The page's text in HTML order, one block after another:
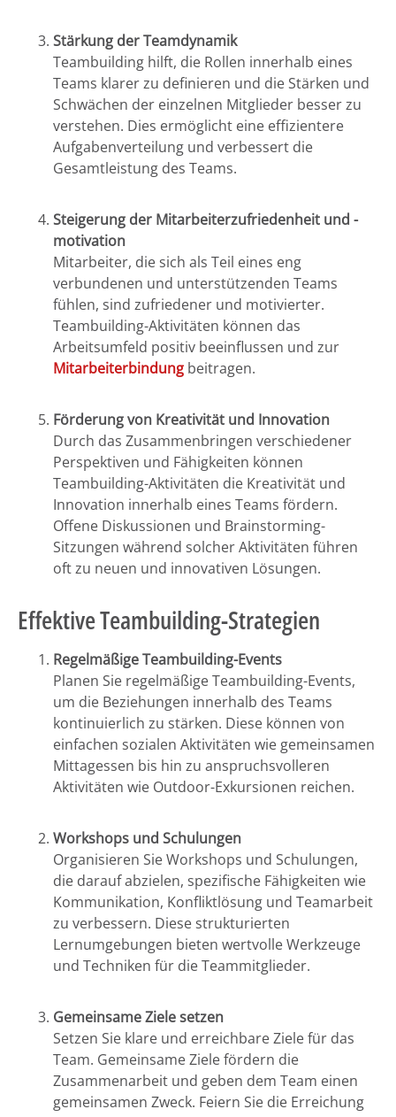
Stärkung der Teamdynamik
Teambuilding hilft, die Rollen innerhalb eines
Teams klarer zu definieren und die Stärken und
Schwächen der einzelnen Mitglieder besser zu
verstehen. Dies ermöglicht eine effizientere
Aufgabenverteilung und verbessert die
Gesamtleistung des Teams.
Steigerung der Mitarbeiterzufriedenheit und -
motivation
Mitarbeiter, die sich als Teil eines eng
verbundenen und unterstützenden Teams
fühlen, sind zufriedener und motivierter.
Teambuilding-Aktivitäten können das
Arbeitsumfeld positiv beeinflussen und zur
Mitarbeiterbindung beitragen.
Förderung von Kreativität und Innovation
Durch das Zusammenbringen verschiedener
Perspektiven und Fähigkeiten können
Teambuilding-Aktivitäten die Kreativität und
Innovation innerhalb eines Teams fördern.
Offene Diskussionen und Brainstorming-
Sitzungen während solcher Aktivitäten führen
oft zu neuen und innovativen Lösungen.
Effektive Teambuilding-Strategien
Regelmäßige Teambuilding-Events
Planen Sie regelmäßige Teambuilding-Events,
um die Beziehungen innerhalb des Teams
kontinuierlich zu stärken. Diese können von
einfachen sozialen Aktivitäten wie gemeinsamen
Mittagessen bis hin zu anspruchsvolleren
Aktivitäten wie Outdoor-Exkursionen reichen.
Workshops und Schulungen
Organisieren Sie Workshops und Schulungen,
die darauf abzielen, spezifische Fähigkeiten wie
Kommunikation, Konfliktlösung und Teamarbeit
zu verbessern. Diese strukturierten
Lernumgebungen bieten wertvolle Werkzeuge
und Techniken für die Teammitglieder.
Gemeinsame Ziele setzen
Setzen Sie klare und erreichbare Ziele für das
Team. Gemeinsame Ziele fördern die
Zusammenarbeit und geben dem Team einen
gemeinsamen Zweck. Feiern Sie die Erreichung